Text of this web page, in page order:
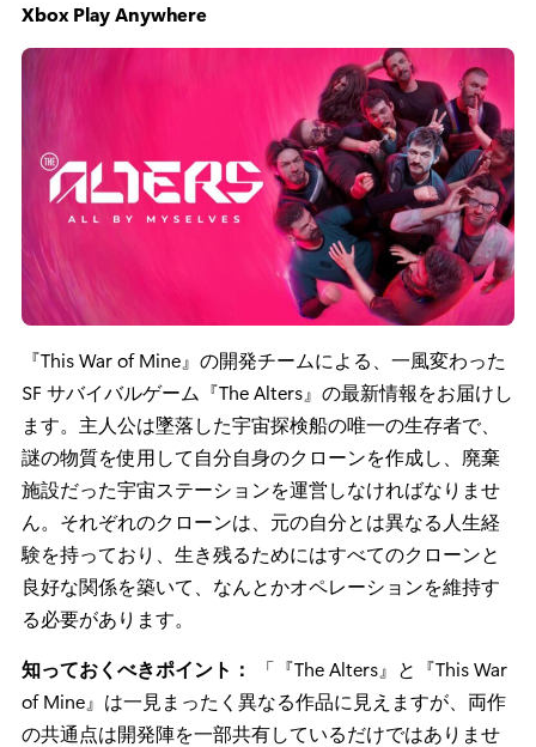
Xbox Play Anywhere
『This War of Mine』の開発チームによる、一風変わった
SF サバイバルゲーム『The Alters』の最新情報をお届けし
ます。主人公は墜落した宇宙探検船の唯一の生存者で、
謎の物質を使用して自分自身のクローンを作成し、廃棄
施設だった宇宙ステーションを運営しなければなりませ
ん。それぞれのクローンは、元の自分とは異なる人生経
験を持っており、生き残るためにはすべてのクローンと
良好な関係を築いて、なんとかオペレーションを維持す
る必要があります。
知っておくべきポイント：
「『The Alters』と『This War
of Mine』は一見まったく異なる作品に見えますが、両作
の共通点は開発陣を一部共有しているだけではありませ